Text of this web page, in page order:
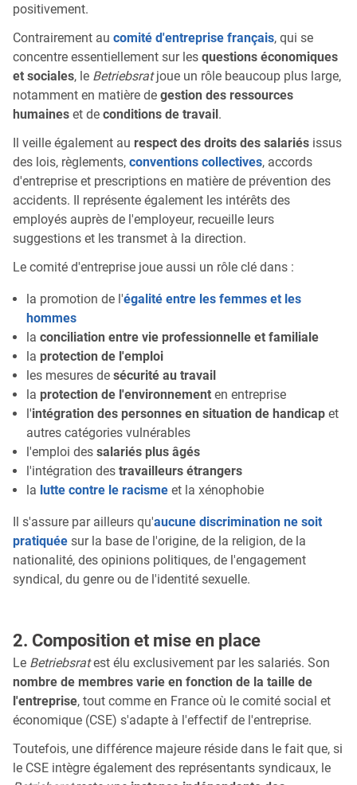
positivement.
Contrairement au comité d'entreprise français, qui se
concentre essentiellement sur les questions économiques
et sociales, le Betriebsratjoue un rôle beaucoup plus large,
notamment en matière de gestion des ressources
humaines et de conditions de travail.
Il veille également au respect des droits des salariés issus
des lois, règlements, conventions collectives, accords
d'entreprise et prescriptions en matière de prévention des
accidents. Il représente également les intérêts des
employés auprès de l'employeur, recueille leurs
suggestions et les transmet à la direction.
Le comité d'entreprise joue aussi un rôle clé dans :
la promotion de l'égalité entre les femmes et les
hommes
la conciliation entre vie professionnelle et familiale
la protection de l'emploi
les mesures de sécurité au travail
la protection de l'environnement en entreprise
l'intégration des personnes en situation de handicap et
autres catégories vulnérables
l'emploi des salariés plus âgés
l'intégration des travailleurs étrangers
la lutte contre le racisme et la xénophobie
Il s'assure par ailleurs qu'aucune discrimination ne soit
pratiquée sur la base de l'origine, de la religion, de la
nationalité, des opinions politiques, de l'engagement
syndical, du genre ou de l'identité sexuelle.
2. Composition et mise en place
Le Betriebsratest élu exclusivement par les salariés. Son
nombre de membres varie en fonction de la taille de
l'entreprise, tout comme en France où le comité social et
économique (CSE) s'adapte à l'effectif de l'entreprise.
Toutefois, une différence majeure réside dans le fait que, si
le CSE intègre également des représentants syndicaux, le